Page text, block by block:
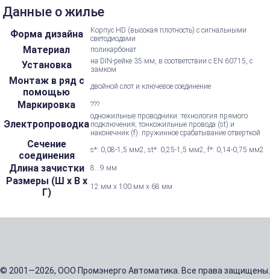
Данные о жилье
Форма дизайна
Корпус HD (высокая плотность) с сигнальными
светодиодами
Материал поликарбонат
Установка
на DIN-рейке 35 мм, в соответствии с EN 60715, с
замком
Монтаж в ряд с
помощью
двойной слот и ключевое соединение
Маркировка ???
Электропроводка
одножильные проводники: технология прямого
подключения; тонкожильные провода (st) и
наконечник (f): пружинное срабатывание отверткой
Сечение
соединения
s*: 0,08-1,5 мм2, st*: 0,25-1,5 мм2, f*: 0,14-0,75 мм2
Длина зачистки 8...9 мм
Размеры (Ш х В х
Г)
12 мм x 100 мм x 68 мм
© 2001—2026, ООО Промэнерго Автоматика. Все права защищены.